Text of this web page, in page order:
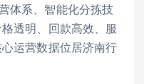
体系、智能化分拣技
透明、回款高效、服
运营数据位居济南行